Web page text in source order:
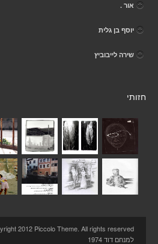
אור .
יוסף בן גלית
שירה לייבוביץ
חזותי
למנחם דוד 1974